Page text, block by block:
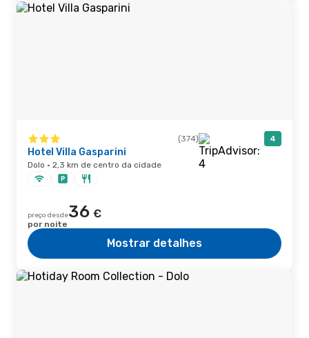
(374) 4
Hotel Villa Gasparini
Dolo · 2,3 km de centro da cidade
preço desde36 €
por noite
Mostrar detalhes